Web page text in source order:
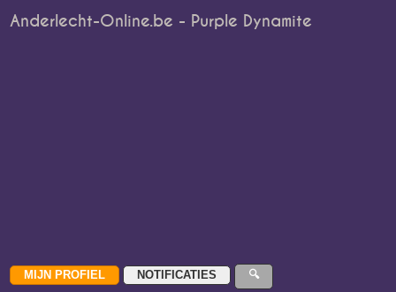
Anderlecht-Online.be - Purple Dynamite